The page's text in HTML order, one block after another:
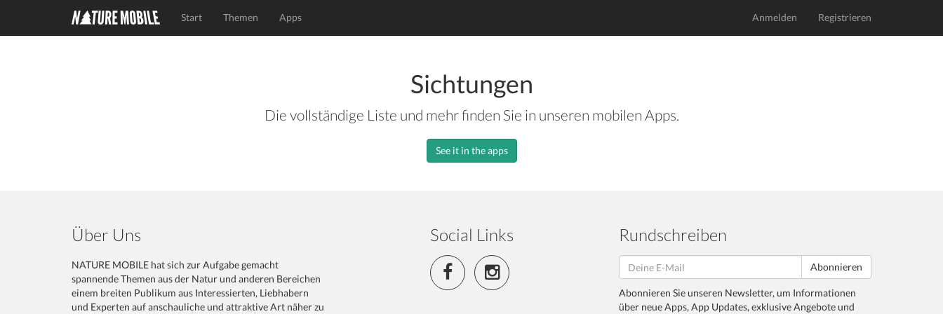
Start Themen Apps Anmelden Registrieren
Sichtungen
Die vollständige Liste und mehr finden Sie in unseren mobilen Apps.
See it in the apps
Über Uns
NATURE MOBILE hat sich zur Aufgabe gemacht
spannende Themen aus der Natur und anderen Bereichen
einem breiten Publikum aus Interessierten, Liebhabern
und Experten auf anschauliche und attraktive Art näher zu
Social Links Rundschreiben
Abonnieren
Abonnieren Sie unseren Newsletter, um Informationen
über neue Apps, App Updates, exklusive Angebote und